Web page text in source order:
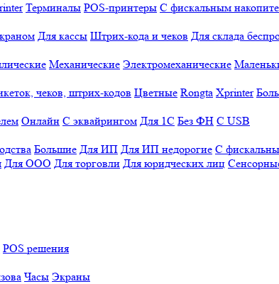
Терминалы POS-принтеры С фискальным
Для кассы Штрих-кода и чеков Для склада
Механические Электромеханические
чеков, штрих-кодов Цветные Rongta Xprinter
Онлайн С эквайрингом Для 1С Без ФН С USB
Большие Для ИП Для ИП недорогие С
Для ООО Для торговли Для юридческих лиц
POS решения
Часы Экраны